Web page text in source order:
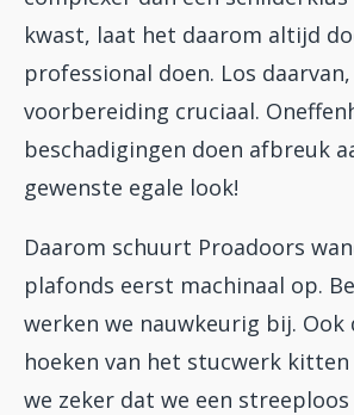
kwast, laat het daarom altijd
professional doen. Los
voorbereiding cruciaal.
beschadigingen doen afbreuk
gewenste egale look!
Daarom schuurt Proadoors
plafonds eerst machinaal op.
werken we nauwkeurig bij. Ook
hoeken van het stucwerk kitten
we zeker dat we een